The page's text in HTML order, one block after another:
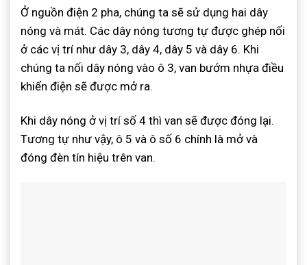
Ở nguồn điện 2 pha, chúng ta sẽ sử dụng hai dây
nóng và mát. Các dây nóng tương tự được ghép nối
ở các vị trí như dây 3, dây 4, dây 5 và dây 6. Khi
chúng ta nối dây nóng vào ô 3, van bướm nhựa điều
khiển điện sẽ được mở ra.
Khi dây nóng ở vị trí số 4 thì van sẽ được đóng lại.
Tương tự như vậy, ô 5 và ô số 6 chính là mở và
đóng đèn tín hiệu trên van.